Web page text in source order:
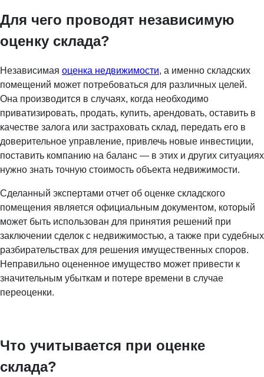
Для чего проводят независимую
оценку склада?
Независимая оценка недвижимости, а именно складских
помещений может потребоваться для различных целей.
Она производится в случаях, когда необходимо
приватизировать, продать, купить, арендовать, оставить в
качестве залога или застраховать склад, передать его в
доверительное управление, привлечь новые инвестиции,
поставить компанию на баланс — в этих и других ситуациях
нужно знать точную стоимость объекта недвижимости.
Сделанный экспертами отчет об оценке складского
помещения является официальным документом, который
может быть использован для принятия решений при
заключении сделок с недвижимостью, а также при судебных
разбирательствах для решения имущественных споров.
Неправильно оцененное имущество может привести к
значительным убыткам и потере времени в случае
переоценки.
Что учитывается при оценке
склада?